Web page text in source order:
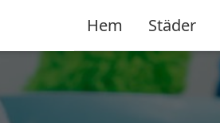
Hem Städer